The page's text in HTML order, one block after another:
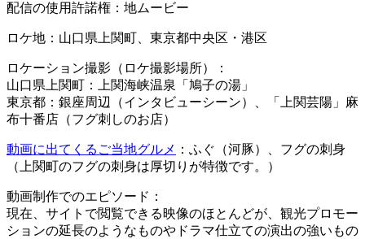
配信の使用許諾権：地ムービー
ロケ地：山口県上関町、東京都中央区・港区
ロケーション撮影（ロケ撮影場所）：
山口県上関町：上関海峡温泉「鳩子の湯」
東京都：銀座周辺（インタビューシーン）、「上関芸陽」麻
布十番店（フグ刺しのお店）
動画に出てくるご当地グルメ ：ふぐ（河豚）、フグの刺身
（上関町のフグの刺身は厚切りが特徴です。）
動画制作でのエピソード：
現在、サイトで閲覧できる映像のほとんどが、観光プロモー
ションの延長のようなものやドラマ仕立ての演出の強いもの